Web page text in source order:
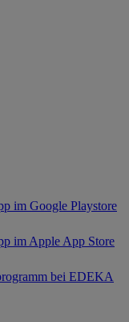
im Google Playstore
im Apple App Store
bei EDEKA